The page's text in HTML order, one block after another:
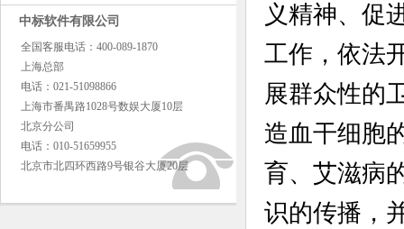
中标软件有限公司
全国客服电话：400-089-1870
上海总部
电话：021-51098866
上海市番禺路1028号数娱大厦10层
北京分公司
电话：010-51659955
北京市北四环西路9号银谷大厦20层
义精神、促
工作，依法
展群众性的
造血干细胞
育、艾滋病
识的传播，